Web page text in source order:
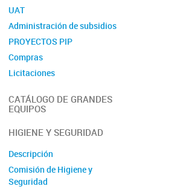
UAT
Administración de subsidios
PROYECTOS PIP
Compras
Licitaciones
CATÁLOGO DE GRANDES
EQUIPOS
HIGIENE Y SEGURIDAD
Descripción
Comisión de Higiene y
Seguridad